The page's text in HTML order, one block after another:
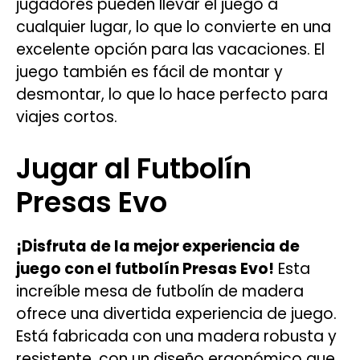
jugadores pueden llevar el juego a
cualquier lugar, lo que lo convierte en una
excelente opción para las vacaciones. El
juego también es fácil de montar y
desmontar, lo que lo hace perfecto para
viajes cortos.
Jugar al Futbolín
Presas Evo
¡Disfruta de la mejor experiencia de
juego con el futbolín Presas Evo! Esta
increíble mesa de futbolín de madera
ofrece una divertida experiencia de juego.
Está fabricada con una madera robusta y